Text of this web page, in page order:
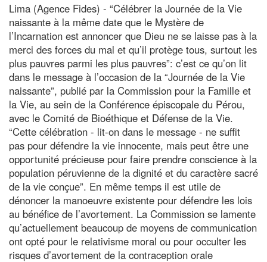
Lima (Agence Fides) - “Célébrer la Journée de la Vie
naissante à la même date que le Mystère de
l’Incarnation est annoncer que Dieu ne se laisse pas à la
merci des forces du mal et qu’il protège tous, surtout les
plus pauvres parmi les plus pauvres”: c’est ce qu’on lit
dans le message à l’occasion de la “Journée de la Vie
naissante”, publié par la Commission pour la Famille et
la Vie, au sein de la Conférence épiscopale du Pérou,
avec le Comité de Bioéthique et Défense de la Vie.
“Cette célébration - lit-on dans le message - ne suffit
pas pour défendre la vie innocente, mais peut être une
opportunité précieuse pour faire prendre conscience à la
population péruvienne de la dignité et du caractère sacré
de la vie conçue”. En même temps il est utile de
dénoncer la manoeuvre existente pour défendre les lois
au bénéfice de l’avortement. La Commission se lamente
qu’actuellement beaucoup de moyens de communication
ont opté pour le relativisme moral ou pour occulter les
risques d’avortement de la contraception orale